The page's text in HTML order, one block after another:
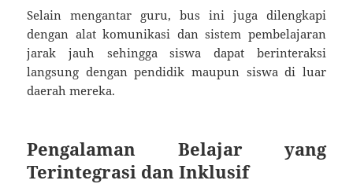
Selain mengantar guru, bus ini juga dilengkapi
dengan alat komunikasi dan sistem pembelajaran
jarak jauh sehingga siswa dapat berinteraksi
langsung dengan pendidik maupun siswa di luar
daerah mereka.
Pengalaman Belajar yang
Terintegrasi dan Inklusif